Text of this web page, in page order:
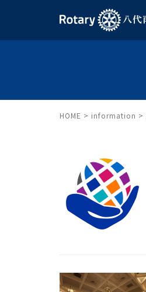
HOME > information >